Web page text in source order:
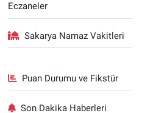
Eczaneler
Sakarya Namaz Vakitleri
Puan Durumu ve Fikstür
Son Dakika Haberleri